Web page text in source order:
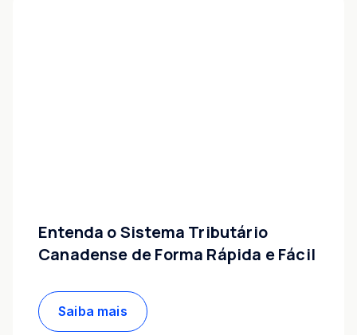
Entenda o Sistema Tributário
Canadense de Forma Rápida e Fácil
Saiba mais